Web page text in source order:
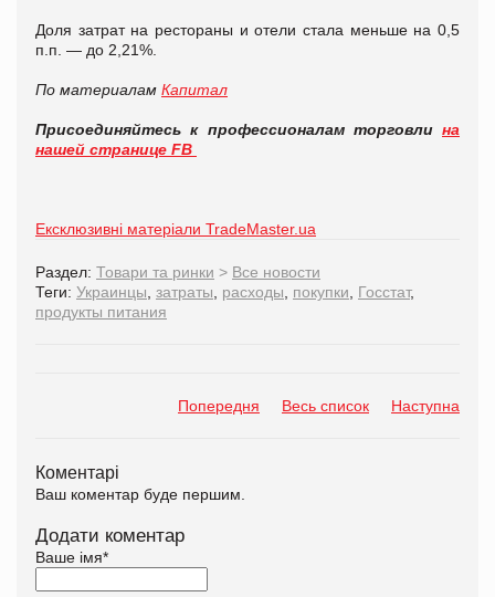
Доля затрат на рестораны и отели стала меньше на 0,5
п.п. — до 2,21%.
По материалам Капитал
Присоединяйтесь к профессионалам торговли на
нашей странице FB
Ексклюзивні матеріали TradeMaster.ua
Раздел: Товари та ринки > Все новости
Теги: Украинцы затраты расходы покупки Госстат,
продукты питания
Попередня Весь список Наступна
Коментарі
Ваш коментар буде першим.
Додати коментар
Ваше імя*